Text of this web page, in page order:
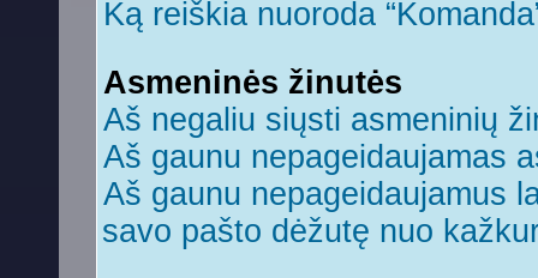
Ką reiškia nuoroda
Asmeninės žinutės
Aš negaliu siųsti asmeninių
Aš gaunu nepageidaujamas
Aš gaunu nepageidaujamus
savo pašto dėžutę nuo